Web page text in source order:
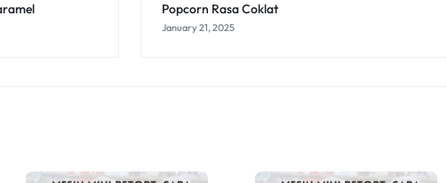
Popcorn Rasa Coklat
January 21, 2025